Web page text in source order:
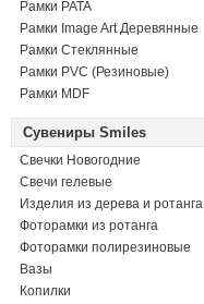
Рамки PATA
Рамки Image Art Деревянные
Рамки Стеклянные
Рамки PVC (Резиновые)
Рамки MDF
Сувениры Smiles
Свечки Новогодние
Свечи гелевые
Изделия из дерева и ротанга
Фоторамки из ротанга
Фоторамки полирезиновые
Вазы
Копилки